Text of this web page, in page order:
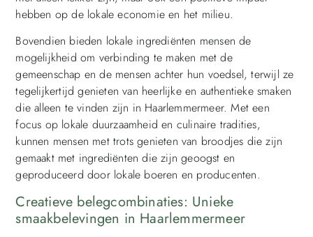
hebben op de lokale economie en het milieu.
Bovendien bieden lokale ingrediënten mensen de
mogelijkheid om verbinding te maken met de
gemeenschap en de mensen achter hun voedsel, terwijl ze
tegelijkertijd genieten van heerlijke en authentieke smaken
die alleen te vinden zijn in Haarlemmermeer. Met een
focus op lokale duurzaamheid en culinaire tradities,
kunnen mensen met trots genieten van broodjes die zijn
gemaakt met ingrediënten die zijn geoogst en
geproduceerd door lokale boeren en producenten.
Creatieve belegcombinaties: Unieke
smaakbelevingen in Haarlemmermeer